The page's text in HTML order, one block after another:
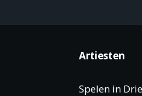
Artiesten
Spelen in Drie